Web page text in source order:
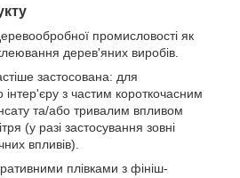
промисловості як
дерев'яних виробів.
застосована: для
інтер'єру з частим короткочасним
та/або тривалим впливом
(у разі застосування зовні
впливів).
плівками з фініш-